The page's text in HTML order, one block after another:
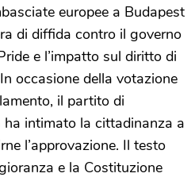
europee a Budapest
di diffida contro il governo
e l’impatto sul diritto di
occasione della votazione
il partito di
ha intimato la cittadinanza a
l’approvazione. Il testo
e la Costituzione